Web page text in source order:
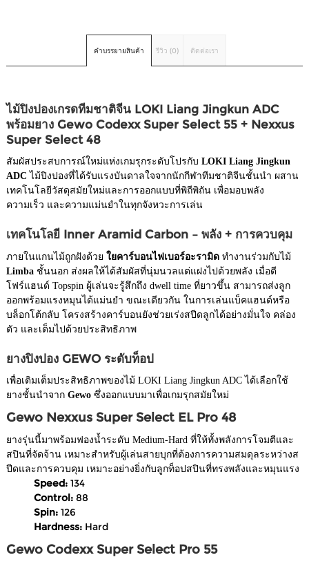
คำบรรยายสินค้า รีวิว (0) ติดต่อเรา
ไม้ปิงปองเกรดทีมชาติจีน LOKI Liang Jingkun ADC
พร้อมยาง Gewo Codexx Super Select 55 + Nexxus
Super Select 48
สัมผัสประสบการณ์ใหม่แห่งเกมรุกระดับโปรกับ LOKI Liang Jingkun
ADC ไม้ปิงปองที่ได้รับแรงบันดาลใจจากนักกีฬาทีมชาติจีนชั้นนำ ผสาน
เทคโนโลยีวัสดุสมัยใหม่และการออกแบบที่พิถีพิถัน เพื่อมอบพลัง
ความเร็ว และความแม่นยำในทุกจังหวะการเล่น
เทคโนโลยี Inner Aramid Carbon – พลัง + การควบคุม
ภายในแกนไม้ถูกฝังด้วย ใยคาร์บอนไฟเบอร์อะรามิด ทำงานร่วมกับไม้
Limba ชั้นนอก ส่งผลให้ได้สัมผัสที่นุ่มนวลแต่แฝงไปด้วยพลัง เมื่อตี
โฟร์แฮนด์ Topspin ผู้เล่นจะรู้สึกถึง dwell time ที่ยาวขึ้น สามารถส่งลูก
ออกพร้อมแรงหมุนได้แม่นยำ ขณะเดียวกัน ในการเล่นแบ็คแฮนด์หรือ
บล็อกโต้กลับ โครงสร้างคาร์บอนยังช่วยเร่งสปีดลูกได้อย่างมั่นใจ คล่อง
ตัว และเต็มไปด้วยประสิทธิภาพ
ยางปิงปอง GEWO ระดับท็อป
เพื่อเติมเต็มประสิทธิภาพของไม้ LOKI Liang Jingkun ADC ได้เลือกใช้
ยางชั้นนำจาก Gewo ซึ่งออกแบบมาเพื่อเกมรุกสมัยใหม่
Gewo Nexxus Super Select EL Pro 48
ยางรุ่นนี้มาพร้อมฟองน้ำระดับ Medium-Hard ที่ให้ทั้งพลังการโจมตีและ
สปินที่จัดจ้าน เหมาะสำหรับผู้เล่นสายบุกที่ต้องการความสมดุลระหว่างส
ปีดและการควบคุม เหมาะอย่างยิ่งกับลูกท็อปสปินที่ทรงพลังและหมุนแรง
Speed: 134
Control: 88
Spin: 126
Hardness: Hard
Gewo Codexx Super Select Pro 55